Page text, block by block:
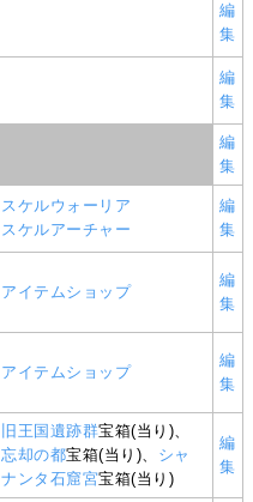
編
集
編
集
編
集
スケルウォーリア
スケルアーチャー
編
集
アイテムショップ
編
集
アイテムショップ
編
集
旧王国遺跡群宝箱(当り)、
忘却の都宝箱(当り)、 シャ
ナンタ石窟宮宝箱(当り)
編
集